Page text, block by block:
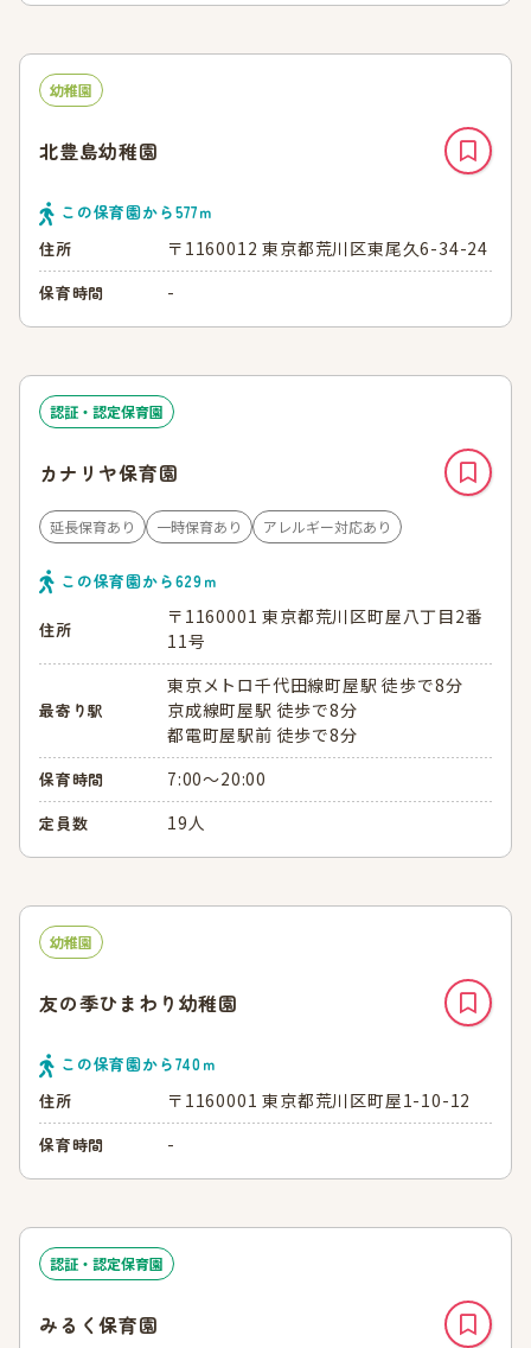
幼稚園
北豊島幼稚園
この保育園から577ｍ
住所
〒1160012 東京都荒川区東尾久6-34-24
保育時間 -
認証・認定保育園
カナリヤ保育園
延長保育あり 一時保育あり アレルギー対応あり
この保育園から629ｍ
住所
〒1160001 東京都荒川区町屋八丁目2番
11号
最寄り駅
東京メトロ千代田線町屋駅 徒歩で8分
京成線町屋駅 徒歩で8分
都電町屋駅前 徒歩で8分
保育時間 7:00～20:00
定員数 19人
幼稚園
友の季ひまわり幼稚園
この保育園から740ｍ
住所
〒1160001 東京都荒川区町屋1-10-12
保育時間 -
認証・認定保育園
みるく保育園